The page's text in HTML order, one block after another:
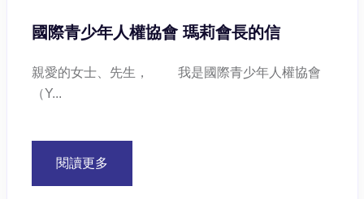
國際青少年人權協會 瑪莉會長的信
親愛的女士、先生， 我是國際青少年人權協會
（Y...
閱讀更多